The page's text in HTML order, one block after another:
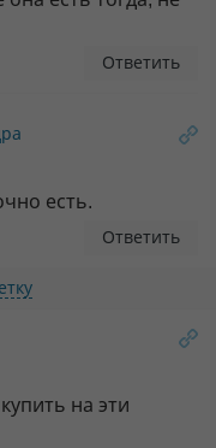
Ответить
есть.
Ответить
на эти